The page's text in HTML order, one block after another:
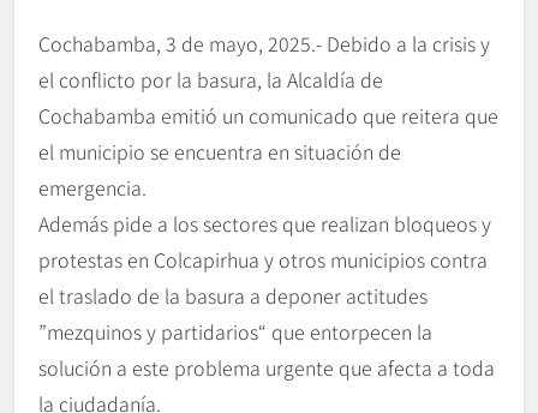
Cochabamba, 3 de mayo, 2025.- Debido a la crisis y
el conflicto por la basura, la Alcaldía de
Cochabamba emitió un comunicado que reitera que
el municipio se encuentra en situación de
emergencia.
Además pide a los sectores que realizan bloqueos y
protestas en Colcapirhua y otros municipios contra
el traslado de la basura a deponer actitudes
”mezquinos y partidarios“ que entorpecen la
solución a este problema urgente que afecta a toda
la ciudadanía.